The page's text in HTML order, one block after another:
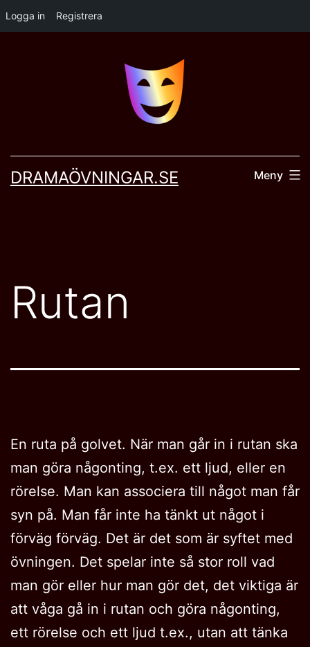
Logga in Registrera
DRAMAÖVNINGAR.SE Meny
Rutan
En ruta på golvet. När man går in i rutan ska
man göra någonting, t.ex. ett ljud, eller en
rörelse. Man kan associera till något man får
syn på. Man får inte ha tänkt ut något i
förväg förväg. Det är det som är syftet med
övningen. Det spelar inte så stor roll vad
man gör eller hur man gör det, det viktiga är
att våga gå in i rutan och göra någonting,
ett rörelse och ett ljud t.ex., utan att tänka